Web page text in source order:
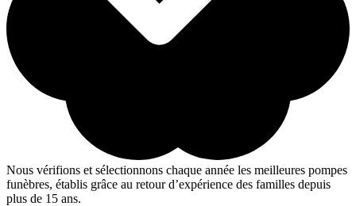
Nous vérifions et sélectionnons chaque année les meilleures pompes
funèbres, établis grâce au retour d’expérience des familles depuis
plus de 15 ans.